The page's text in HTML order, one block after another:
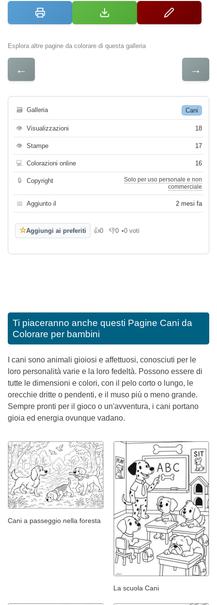
Esplora altre pagine da colorare di questa galleria
← →
🗃 Galleria Cani
👁 Visualizzazioni 18
👁 Stampe 17
💻 Colorazioni online 16
🔒 Copyright
Solo per uso personale e non
commerciale
📅 Aggiunto il 2 mesi fa
☆Aggiungi ai preferiti 👍0
Mi piace
👎0
Non mi piace
•0 voti
Ti piaceranno anche questi Pagine Cani da
Colorare per bambini
I cani sono animali gioiosi e affettuosi, conosciuti per le
loro personalità varie e la loro fedeltà. Possono essere di
tutte le dimensioni e colori, con il pelo corto o lungo, le
orecchie dritte o pendenti, e il muso più o meno grande.
Sempre pronti per il gioco o un'avventura, i cani portano
gioia ed energia ovunque vadano.
Cani a passeggio nella foresta
La scuola Cani